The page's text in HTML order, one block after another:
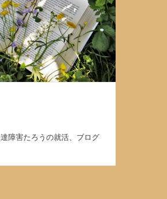
障害たろうの就活、ブログ